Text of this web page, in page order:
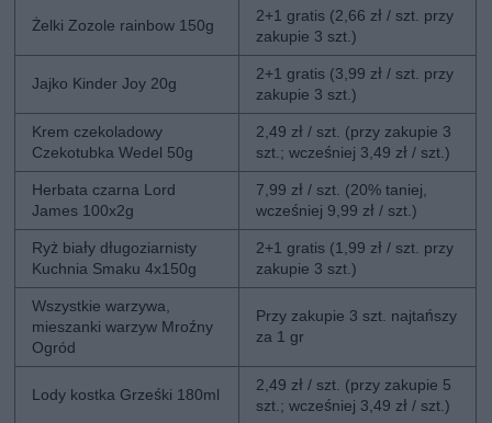
Żelki Zozole rainbow 150g
2+1 gratis (2,66 zł / szt. przy
zakupie 3 szt.)
Jajko Kinder Joy 20g
2+1 gratis (3,99 zł / szt. przy
zakupie 3 szt.)
Krem czekoladowy
Czekotubka Wedel 50g
2,49 zł / szt. (przy zakupie 3
szt.; wcześniej 3,49 zł / szt.)
Herbata czarna Lord
James 100x2g
7,99 zł / szt. (20% taniej,
wcześniej 9,99 zł / szt.)
Ryż biały długoziarnisty
Kuchnia Smaku 4x150g
2+1 gratis (1,99 zł / szt. przy
zakupie 3 szt.)
Wszystkie warzywa,
mieszanki warzyw Mroźny
Ogród
Przy zakupie 3 szt. najtańszy
za 1 gr
Lody kostka Grześki 180ml
2,49 zł / szt. (przy zakupie 5
szt.; wcześniej 3,49 zł / szt.)